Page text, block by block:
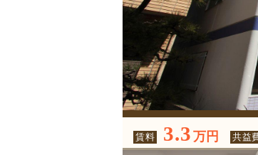
賃料 3.3 万円 共益